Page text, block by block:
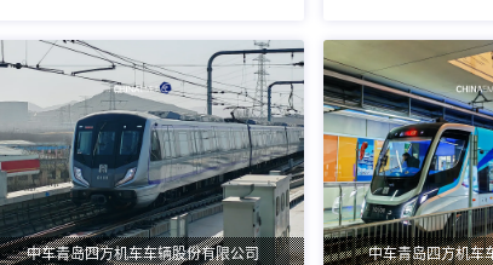
中车青岛四方机车车辆股份有限公司 中车青岛四方机车